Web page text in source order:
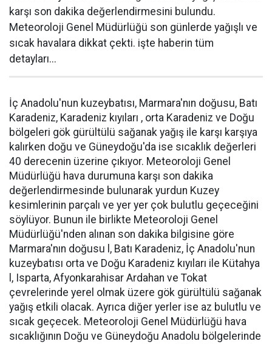
karşı son dakika değerlendirmesini bulundu.
Meteoroloji Genel Müdürlüğü son günlerde yağışlı ve
sıcak havalara dikkat çekti. işte haberin tüm
detayları...
İç Anadolu'nun kuzeybatısı, Marmara'nın doğusu, Batı
Karadeniz, Karadeniz kıyıları , orta Karadeniz ve Doğu
bölgeleri gök gürültülü sağanak yağış ile karşı karşıya
kalırken doğu ve Güneydoğu'da ise sıcaklık değerleri
40 derecenin üzerine çıkıyor. Meteoroloji Genel
Müdürlüğü hava durumuna karşı son dakika
değerlendirmesinde bulunarak yurdun Kuzey
kesimlerinin parçalı ve yer yer çok bulutlu geçeceğini
söylüyor. Bunun ile birlikte Meteoroloji Genel
Müdürlüğü'nden alınan son dakika bilgisine göre
Marmara'nın doğusu l, Batı Karadeniz, İç Anadolu'nun
kuzeybatısı orta ve Doğu Karadeniz kıyıları ile Kütahya
l, Isparta, Afyonkarahisar Ardahan ve Tokat
çevrelerinde yerel olmak üzere gök gürültülü sağanak
yağış etkili olacak. Ayrıca diğer yerler ise az bulutlu ve
sıcak geçecek. Meteoroloji Genel Müdürlüğü hava
sıcaklığının Doğu ve Güneydoğu Anadolu bölgelerinde